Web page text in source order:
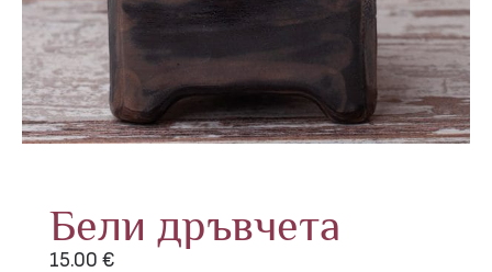
Бели дръвчета
15.00 €